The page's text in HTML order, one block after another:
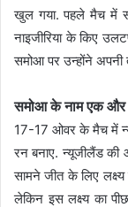
खुल गया. पहले मैच में
नाइजीरिया के किए
समोआ पर उन्होंने अपनी
समोआ के नाम एक और
17-17 ओवर के मैच में
रन बनाए. न्यूजीलैंड
सामने जीत के लिए
लेकिन इस लक्ष्य का